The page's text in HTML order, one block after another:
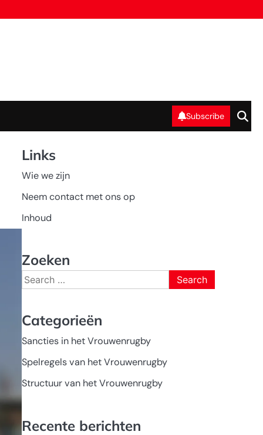
Subscribe
Links
Wie we zijn
Neem contact met ons op
Inhoud
Zoeken
Search
for:
Categorieën
Sancties in het Vrouwenrugby
Spelregels van het Vrouwenrugby
Structuur van het Vrouwenrugby
Recente berichten